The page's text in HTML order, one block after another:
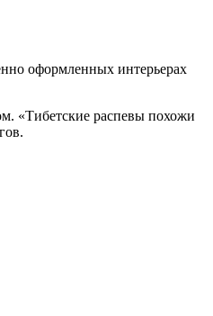
оформленных интерьерах
«Тибетские распевы похожи